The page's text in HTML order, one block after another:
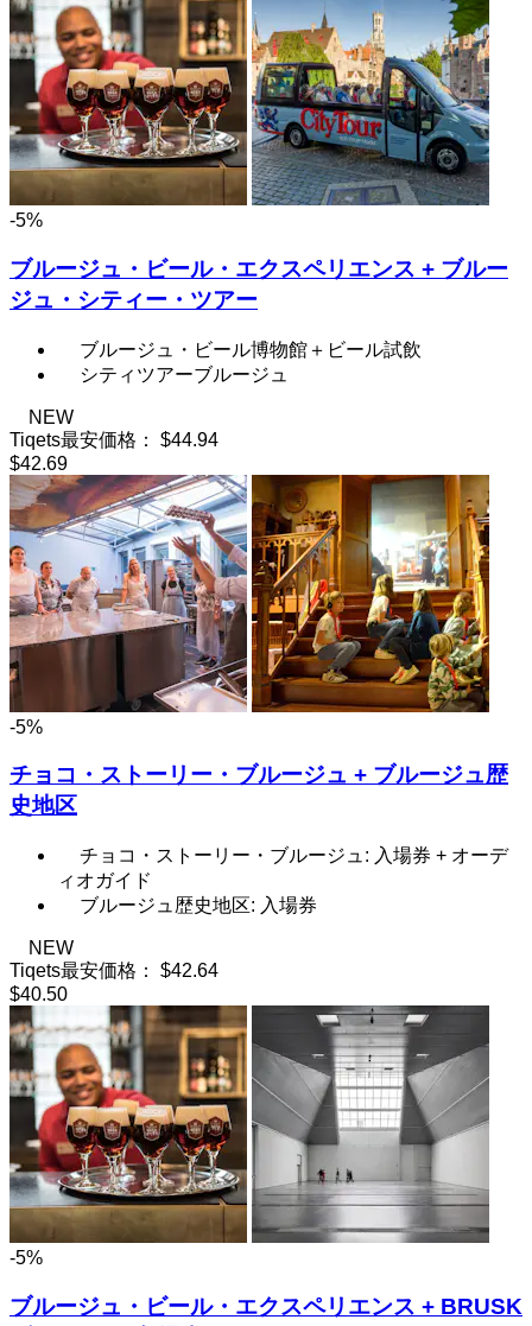
-5%
ブルージュ・ビール・エクスペリエンス + ブルー
ジュ・シティー・ツアー
ブルージュ・ビール博物館＋ビール試飲
シティツアーブルージュ
NEW
Tiqets最安価格：
$44.94
$42.69
-5%
チョコ・ストーリー・ブルージュ + ブルージュ歴
史地区
チョコ・ストーリー・ブルージュ: 入場券 + オーデ
ィオガイド
ブルージュ歴史地区: 入場券
NEW
Tiqets最安価格：
$42.64
$40.50
-5%
ブルージュ・ビール・エクスペリエンス + BRUSK